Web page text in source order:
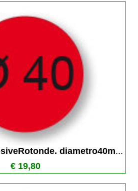
diametro40m...
€ 19,80